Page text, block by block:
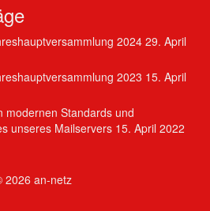
2024 29. April
2023 15. April
modernen Standards und
unseres Mailservers 15. April 2022
2026 an-netz